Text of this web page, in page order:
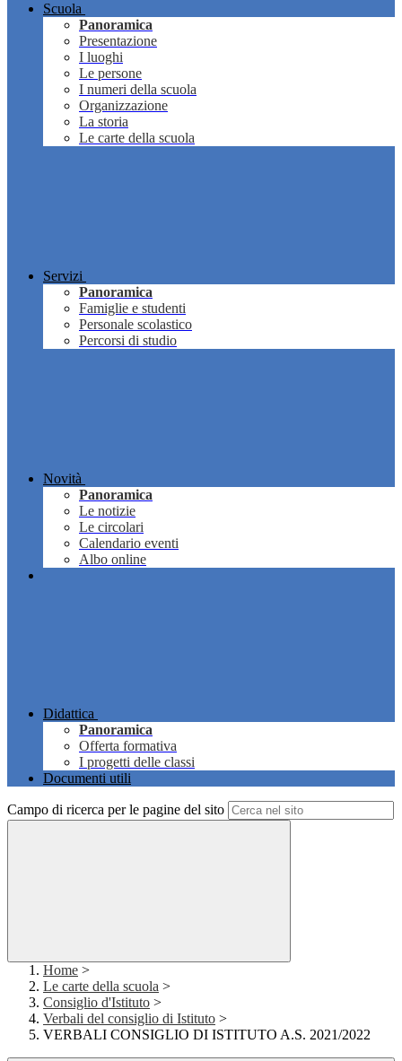
Scuola
Panoramica
Presentazione
I luoghi
Le persone
I numeri della scuola
Organizzazione
La storia
Le carte della scuola
Servizi
Panoramica
Famiglie e studenti
Personale scolastico
Percorsi di studio
Novità
Panoramica
Le notizie
Le circolari
Calendario eventi
Albo online
Didattica
Panoramica
Offerta formativa
I progetti delle classi
Documenti utili
Campo di ricerca per le pagine del sito
Home >
Le carte della scuola >
Consiglio d'Istituto >
Verbali del consiglio di Istituto >
VERBALI CONSIGLIO DI ISTITUTO A.S. 2021/2022